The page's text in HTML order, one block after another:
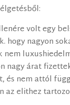
volt egy
hogy nagyon
nem
nagy árat
és nem attól
az elithez